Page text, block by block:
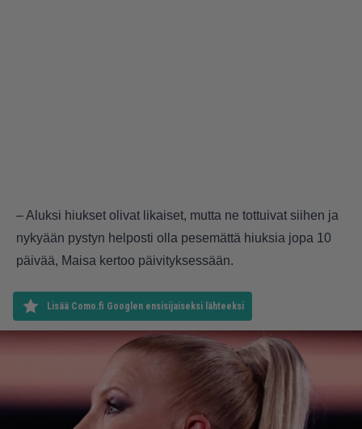
– Aluksi hiukset olivat likaiset, mutta ne tottuivat siihen ja
nykyään pystyn helposti olla pesemättä hiuksia jopa 10
päivää, Maisa kertoo päivityksessään.
Lisää Como.fi Googlen ensisijaiseksi lähteeksi